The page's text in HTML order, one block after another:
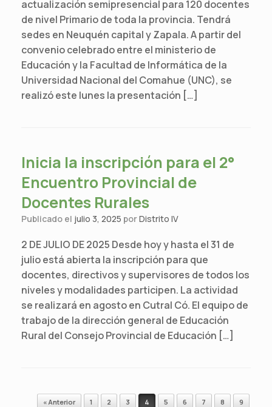
actualización semipresencial para 120 docentes
de nivel Primario de toda la provincia. Tendrá
sedes en Neuquén capital y Zapala. A partir del
convenio celebrado entre el ministerio de
Educación y la Facultad de Informática de la
Universidad Nacional del Comahue (UNC), se
realizó este lunes la presentación […]
Inicia la inscripción para el 2°
Encuentro Provincial de
Docentes Rurales
Publicado el julio 3, 2025 porDistrito IV
2 DE JULIO DE 2025 Desde hoy y hasta el 31 de
julio está abierta la inscripción para que
docentes, directivos y supervisores de todos los
niveles y modalidades participen. La actividad
se realizará en agosto en Cutral Có. El equipo de
trabajo de la dirección general de Educación
Rural del Consejo Provincial de Educación […]
Navegador de artículos
« Anterior 1 2 3 4 5 6 7 8
9